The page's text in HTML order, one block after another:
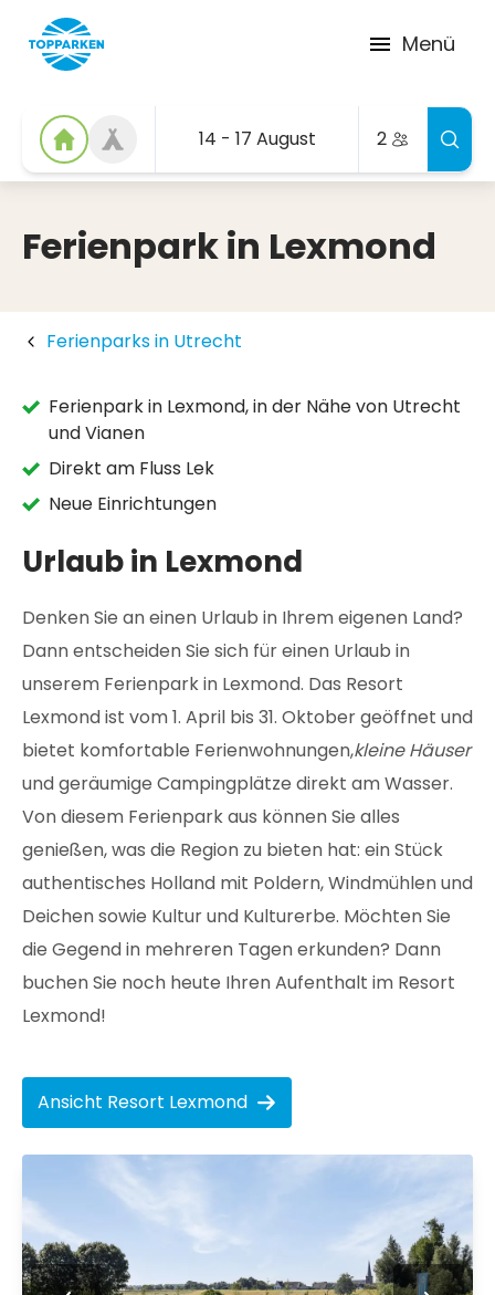
Menü
14 - 17 August 2
Ferienpark in Lexmond
Ferienparks in Utrecht
Ferienpark in Lexmond, in der Nähe von Utrecht
und Vianen
Direkt am Fluss Lek
Neue Einrichtungen
Urlaub in Lexmond
Denken Sie an einen Urlaub in Ihrem eigenen Land?
Dann entscheiden Sie sich für einen Urlaub in
unserem Ferienpark in Lexmond. Das Resort
Lexmond ist vom 1. April bis 31. Oktober geöffnet und
bietet komfortable Ferienwohnungen,kleine Häuser
und geräumige Campingplätze direkt am Wasser.
Von diesem Ferienpark aus können Sie alles
genießen, was die Region zu bieten hat: ein Stück
authentisches Holland mit Poldern, Windmühlen und
Deichen sowie Kultur und Kulturerbe. Möchten Sie
die Gegend in mehreren Tagen erkunden? Dann
buchen Sie noch heute Ihren Aufenthalt im Resort
Lexmond!
Ansicht Resort Lexmond